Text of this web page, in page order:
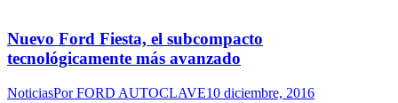
Nuevo Ford Fiesta, el subcompacto
tecnológicamente más avanzado
NoticiasPorFORD AUTOCLAVE10 diciembre, 2016